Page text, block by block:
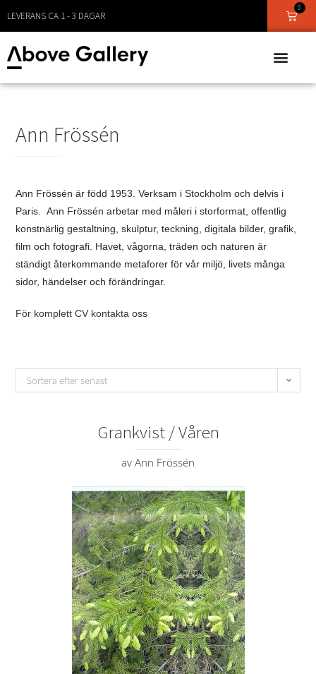
LEVERANS CA 1 - 3 DAGAR
0
Ann Frössén
Ann Frössén är född 1953. Verksam i Stockholm och delvis i
Paris. Ann Frössén arbetar med måleri i storformat, offentlig
konstnärlig gestaltning, skulptur, teckning, digitala bilder, grafik,
film och fotografi. Havet, vågorna, träden och naturen är
ständigt återkommande metaforer för vår miljö, livets många
sidor, händelser och förändringar.
För komplett CV kontakta oss
Sortera efter senast
Grankvist / Våren
av Ann Frössén